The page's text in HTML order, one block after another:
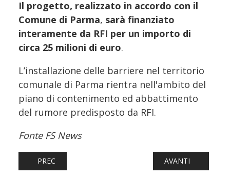
Il progetto, realizzato in accordo con il
Comune di Parma, sarà finanziato
interamente da RFI per un importo di
circa 25 milioni di euro.
L’installazione delle barriere nel territorio
comunale di Parma rientra nell'ambito del
piano di contenimento ed abbattimento
del rumore predisposto da RFI.
Fonte FS News
ARTICOLO PRECEDENTE: FERROVIE: DEFIBRILLATORI
PREC ARTICOLO
AVANTI